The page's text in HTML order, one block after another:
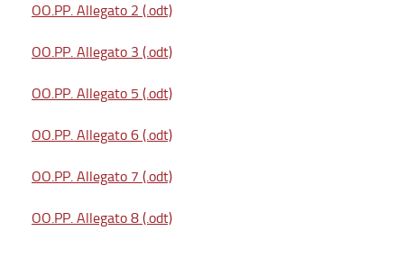
OO.PP. Allegato 2 (.odt)
OO.PP. Allegato 3 (.odt)
OO.PP. Allegato 5 (.odt)
OO.PP. Allegato 6 (.odt)
OO.PP. Allegato 7 (.odt)
OO.PP. Allegato 8 (.odt)